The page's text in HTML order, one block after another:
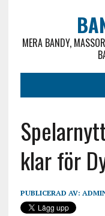
MERA BANDY,
klar för
PUBLICERAD AV: